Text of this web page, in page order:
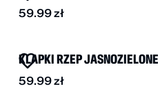
59.99zł
KLAPKI RZEP JASNOZIELONE
59.99zł